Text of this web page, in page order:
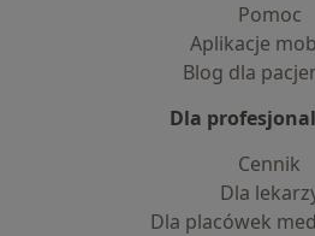
Pomoc
Aplikacje
Blog dla
Dla
Cennik
Dla
Dla placówek